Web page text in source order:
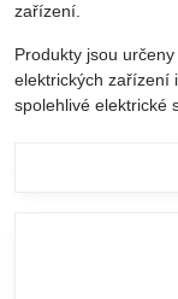
zařízení.
Produkty jsou
elektrických zařízení
spolehlivé elektrické